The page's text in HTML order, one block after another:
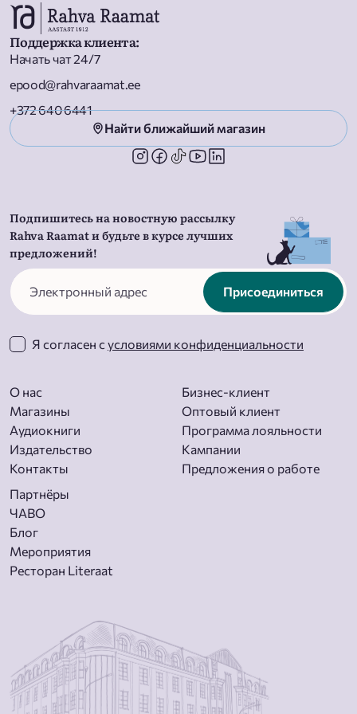
Поддержка клиента:
Начать чат 24/7
epood@rahvaraamat.ee
+372 640 6441
Найти ближайший магазин
Подпишитесь на новостную рассылку
Rahva Raamat и будьте в курсе лучших
предложений!
Присоединиться
Я согласен с условиями конфиденциальности
О нас
Магазины
Aудиокниги
Издательство
Контакты
Бизнес-клиент
Оптовый клиент
Программа лояльности
Кампании
Предложения о работе
Партнёры
ЧАВО
Блог
Мероприятия
Ресторан Literaat